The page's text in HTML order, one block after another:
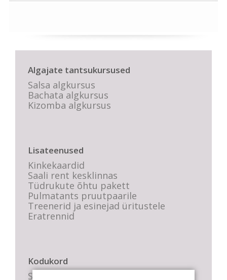
Algajate tantsukursused
Salsa algkursus
Bachata algkursus
Kizomba algkursus
Lisateenused
Kinkekaardid
Saali rent kesklinnas
Tüdrukute õhtu pakett
Pulmatants pruutpaarile
Treenerid ja esinejad üritustele
Eratrennid
Kodukord
Stuudio sisekord